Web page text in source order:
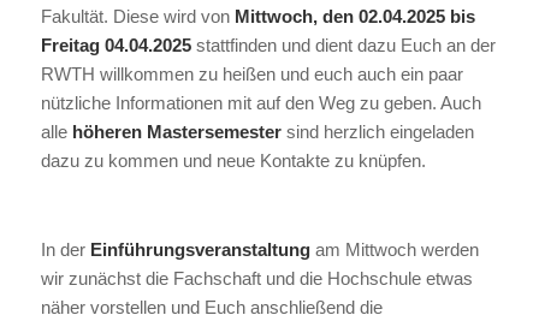
Fakultät. Diese wird von Mittwoch, den 02.04.2025 bis
Freitag 04.04.2025stattfinden und dient dazu Euch an der
RWTH willkommen zu heißen und euch auch ein paar
nützliche Informationen mit auf den Weg zu geben. Auch
alle höheren Mastersemestersind herzlich eingeladen
dazu zu kommen und neue Kontakte zu knüpfen.
In der Einführungsveranstaltungam Mittwoch werden
wir zunächst die Fachschaft und die Hochschule etwas
näher vorstellen und Euch anschließend die